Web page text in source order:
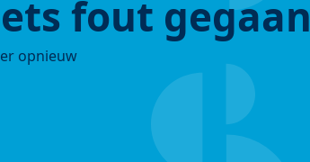
fout gegaan
opnieuw